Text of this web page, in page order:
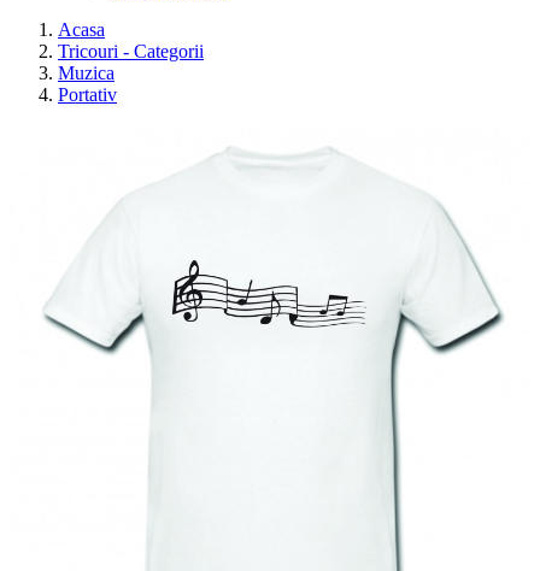
Acasa
Tricouri - Categorii
Muzica
Portativ